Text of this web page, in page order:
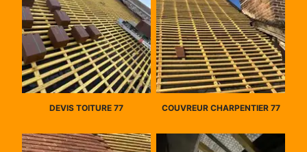
DEVIS TOITURE 77 COUVREUR CHARPENTIER 77